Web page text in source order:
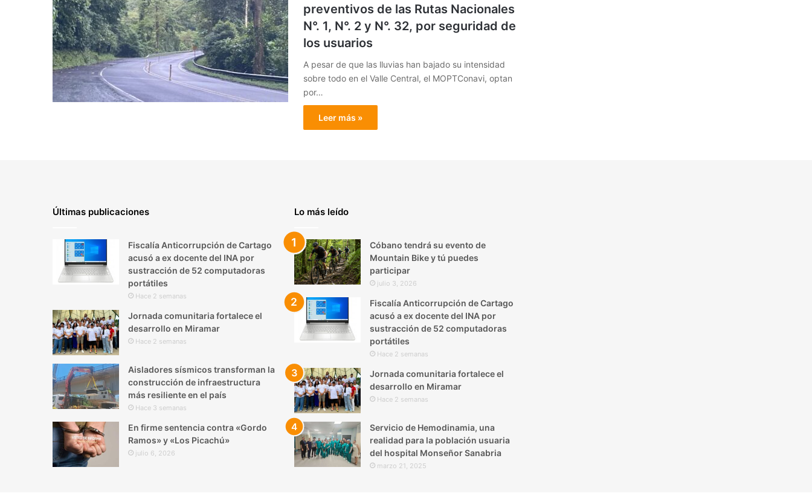
preventivos de las Rutas Nacionales
N°. 1, N°. 2 y N°. 32, por seguridad de
los usuarios
A pesar de que las lluvias han bajado su intensidad
sobre todo en el Valle Central, el MOPTConavi, optan
por…
Leer más »
Últimas publicaciones
Fiscalía Anticorrupción de Cartago
acusó a ex docente del INA por
sustracción de 52 computadoras
portátiles
Hace 2 semanas
Jornada comunitaria fortalece el
desarrollo en Miramar
Hace 2 semanas
Aisladores sísmicos transforman la
construcción de infraestructura
más resiliente en el país
Hace 3 semanas
En firme sentencia contra «Gordo
Ramos» y «Los Picachú»
julio 6, 2026
Lo más leído
Cóbano tendrá su evento de
Mountain Bike y tú puedes
participar
julio 3, 2026
Fiscalía Anticorrupción de Cartago
acusó a ex docente del INA por
sustracción de 52 computadoras
portátiles
Hace 2 semanas
Jornada comunitaria fortalece el
desarrollo en Miramar
Hace 2 semanas
Servicio de Hemodinamia, una
realidad para la población usuaria
del hospital Monseñor Sanabria
marzo 21, 2025